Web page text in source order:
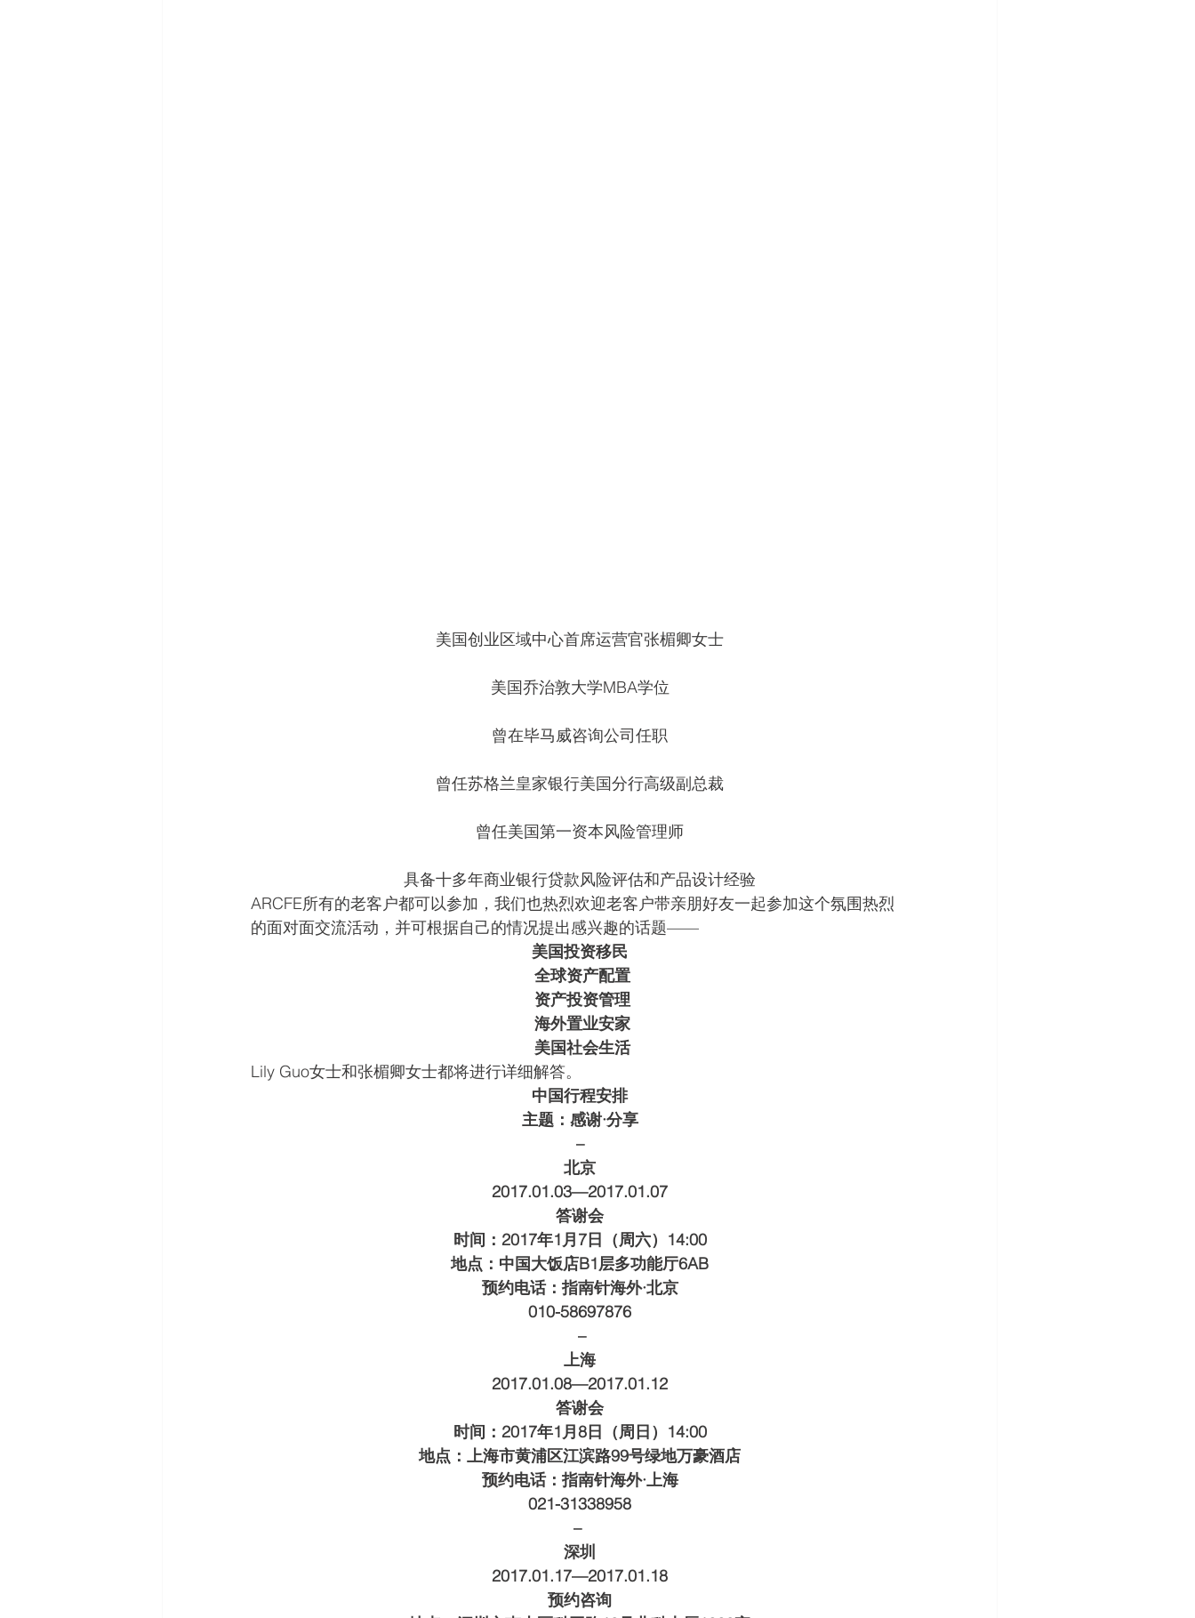
美国创业区域中心首席运营官张楣卿女士
美国乔治敦大学MBA学位
曾在毕马威咨询公司任职
曾任苏格兰皇家银行美国分行高级副总裁
曾任美国第一资本风险管理师
具备十多年商业银行贷款风险评估和产品设计经验
ARCFE所有的老客户都可以参加，我们也热烈欢迎老客户带亲朋好友一起参加这个氛围热烈
的面对面交流活动，并可根据自己的情况提出感兴趣的话题——
美国投资移民
全球资产配置
资产投资管理
海外置业安家
美国社会生活
Lily Guo女士和张楣卿女士都将进行详细解答。
中国行程安排
主题：感谢·分享
–
北京
2017.01.03—2017.01.07
答谢会
时间：2017年1月7日（周六）14:00
地点：中国大饭店B1层多功能厅6AB
预约电话：指南针海外·北京
010-58697876
–
上海
2017.01.08—2017.01.12
答谢会
时间：2017年1月8日（周日）14:00
地点：上海市黄浦区江滨路99号绿地万豪酒店
预约电话：指南针海外·上海
021-31338958
–
深圳
2017.01.17—2017.01.18
预约咨询